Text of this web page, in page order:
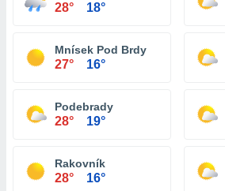
28° 18°
Mnísek Pod Brdy
27° 16°
Podebrady
28° 19°
Rakovník
28° 16°